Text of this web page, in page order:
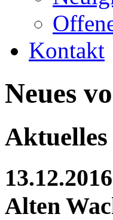
Kontakt
Neues
13.12.2016
Alten